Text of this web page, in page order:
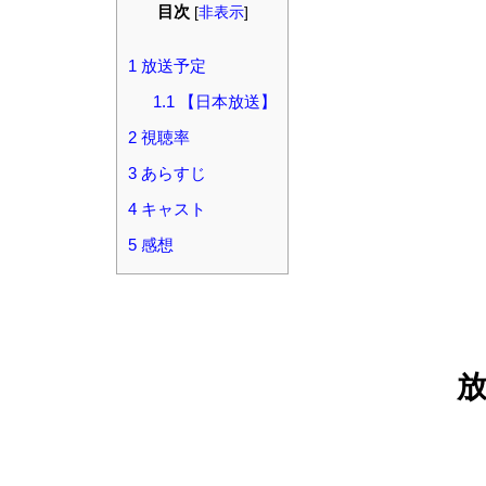
目次 [非表示]
1 放送予定
1.1 【日本放送】
2 視聴率
3 あらすじ
4 キャスト
5 感想